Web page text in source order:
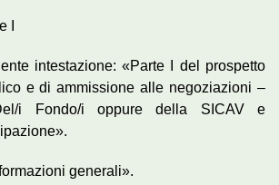
I
intestazione: «Parte I del prospetto
e di ammissione alle negoziazioni –
i Fondo/i oppure della SICAV e
generali».